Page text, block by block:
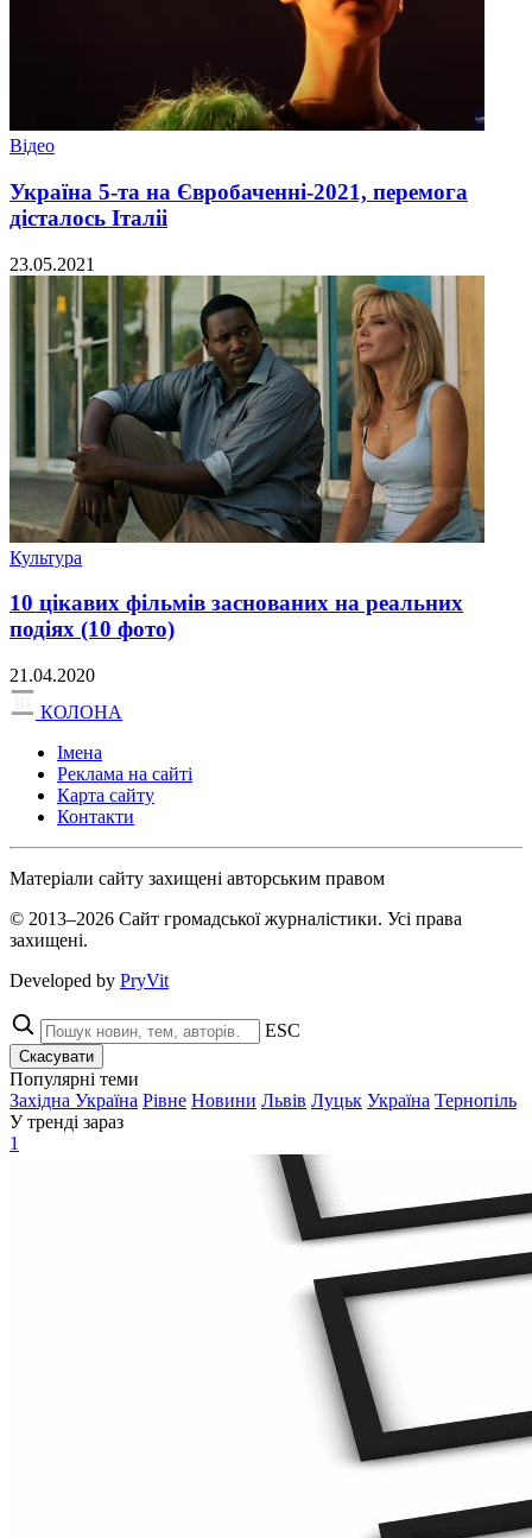
Відео
Україна 5-та на Євробаченні-2021, перемога
дісталось Італіі
23.05.2021
Культура
10 цікавих фільмів заснованих на реальних
подіях (10 фото)
21.04.2020
КОЛОНА
Імена
Реклама на сайті
Карта сайту
Контакти
Матеріали сайту захищені авторським правом
© 2013–2026 Сайт громадської журналістики. Усі права
захищені.
Developed by PryVit
ESC
Скасувати
Популярні теми
Західна Україна Рівне Новини Львів Луцьк Україна Тернопіль
У тренді зараз
1